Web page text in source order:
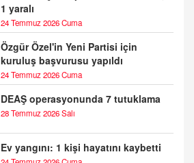
1 yaralı
24 Temmuz 2026 Cuma
Özgür Özel'in Yeni Partisi için
kuruluş başvurusu yapıldı
24 Temmuz 2026 Cuma
DEAŞ operasyonunda 7 tutuklama
28 Temmuz 2026 Salı
Ev yangını: 1 kişi hayatını kaybetti